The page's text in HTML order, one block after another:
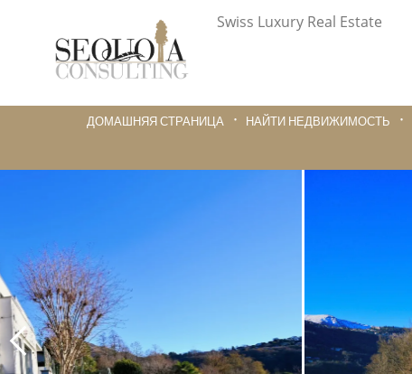
Swiss Luxury Real Estate
ДОМАШНЯЯ СТРАНИЦА НАЙТИ НЕДВИЖИМОСТЬ